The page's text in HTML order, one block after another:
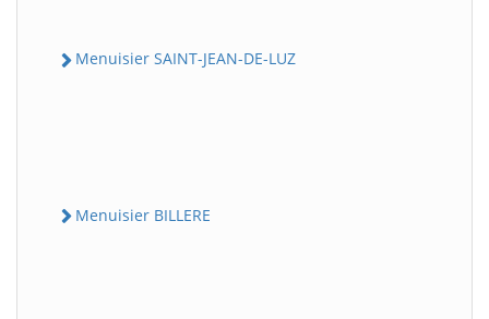
Menuisier SAINT-JEAN-DE-LUZ
Menuisier BILLERE